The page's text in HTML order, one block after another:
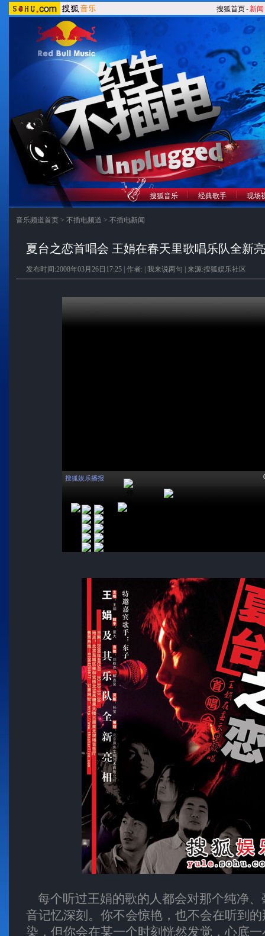
搜狐首页-新闻
搜狐音乐 经典歌手 现场
音乐频道首页 > 不插电频道 > 不插电新闻
夏台之恋首唱会 王娟在春天里歌唱乐队全新
发布时间:2008年03月26日17:25 | 作者: | 我来说两句 | 来源:搜狐娱乐社区
搜狐娱乐播报
每个听过王娟的歌的人都会对那个纯净、
音记忆深刻。你不会惊艳，也不会在听到
染，但你会在某一个时刻恍然发觉，心底